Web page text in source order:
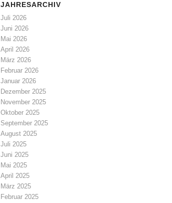
JAHRESARCHIV
Juli 2026
Juni 2026
Mai 2026
April 2026
März 2026
Februar 2026
Januar 2026
Dezember 2025
November 2025
Oktober 2025
September 2025
August 2025
Juli 2025
Juni 2025
Mai 2025
April 2025
März 2025
Februar 2025